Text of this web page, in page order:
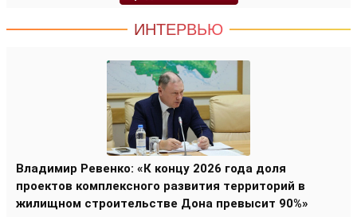
ИНТЕРВЬЮ
Владимир Ревенко: «К концу 2026 года доля
проектов комплексного развития территорий в
жилищном строительстве Дона превысит 90%»